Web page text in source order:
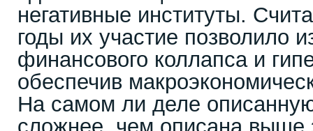
негативные институты.
годы их участие позволило
финансового коллапса и
обеспечив
На самом ли деле